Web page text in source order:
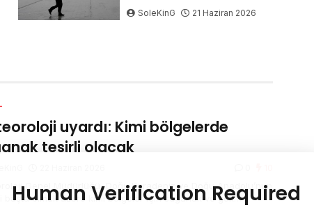
SoleKinG 21 Haziran 2026
uyardı: Kimi bölgelerde
tesirli olacak
Genel Müdürlüğü, Doğu Karadeniz ve Doğu Anadolu’nun
başta olmak üzere kimi bölgeler için sağanak ve gök
Human Verification Required